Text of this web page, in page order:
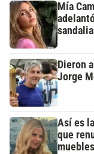
Mía
Dieron
Jorge
Así es
que